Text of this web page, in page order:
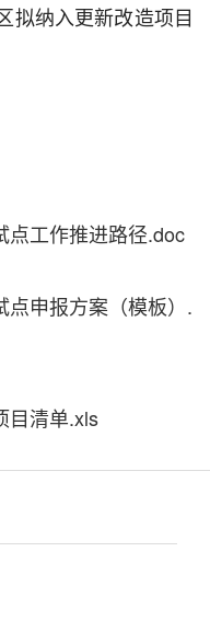
拟纳入更新改造项目
点工作推进路径.doc
点申报方案（模板）.
目清单.xls